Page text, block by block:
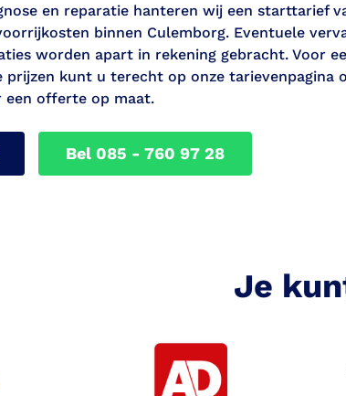
en reparatie hanteren wij een starttarief
binnen Culemborg. Eventuele
worden apart in rekening gebracht. Voor
prijzen kunt u terecht op onze tarievenpagina
een offerte op maat.
Bel 085 - 760 97 28
Je